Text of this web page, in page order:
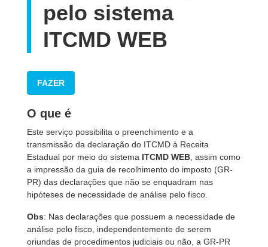
pelo sistema
ITCMD WEB
FAZER
O que é
Este serviço possibilita o preenchimento e a
transmissão da declaração do ITCMD à Receita
Estadual por meio do sistema ITCMD WEB , assim como
a impressão da guia de recolhimento do imposto (GR-
PR) das declarações que não se enquadram nas
hipóteses de necessidade de análise pelo fisco.
Obs: Nas declarações que possuem a necessidade de
análise pelo fisco, independentemente de serem
oriundas de procedimentos judiciais ou não, a GR-PR